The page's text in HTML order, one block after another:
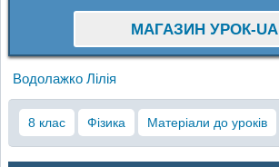
МАГАЗИН УРОК-UA
Водолажко Лілія
8 клас Фізика Матеріали до уроків